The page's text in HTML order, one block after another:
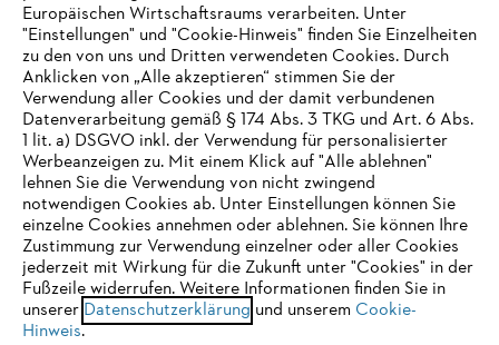
IHR BROWSER WIRD NICHT
UNTERSTÜTZT
Sie nutzen einen Browser, den wir noch nicht unterstützen. Für
eine optimale Nutzung unserer Seite empfehlen wir Ihnen, zu
einem der folgenden Browser zu wechseln:
Europäischen Wirtschaftsraums verarbeiten. Unter
"Einstellungen" und "Cookie-Hinweis" finden Sie Einzelheiten
zu den von uns und Dritten verwendeten Cookies. Durch
Anklicken von „Alle akzeptieren“ stimmen Sie der
Verwendung aller Cookies und der damit verbundenen
Datenverarbeitung gemäß § 174 Abs. 3 TKG und Art. 6 Abs.
1 lit. a) DSGVO inkl. der Verwendung für personalisierter
Werbeanzeigen zu. Mit einem Klick auf "Alle ablehnen"
lehnen Sie die Verwendung von nicht zwingend
notwendigen Cookies ab. Unter Einstellungen können Sie
einzelne Cookies annehmen oder ablehnen. Sie können Ihre
Zustimmung zur Verwendung einzelner oder aller Cookies
jederzeit mit Wirkung für die Zukunft unter "Cookies" in der
Fußzeile widerrufen. Weitere Informationen finden Sie in
unserer Datenschutzerklärung und unserem Cookie-
Hinweis.